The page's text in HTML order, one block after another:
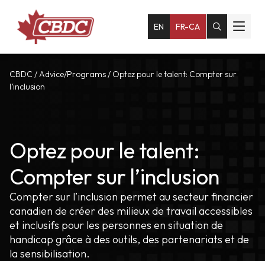
EN FR-CA
CBDC /Advice/Programs/ Optez pour le talent: Compter sur
l’inclusion
Optez pour le talent:
Compter sur l’inclusion
Compter sur l’inclusion permet au secteur financier
canadien de créer des milieux de travail accessibles
et inclusifs pour les personnes en situation de
handicap grâce à des outils, des partenariats et de
la sensibilisation.